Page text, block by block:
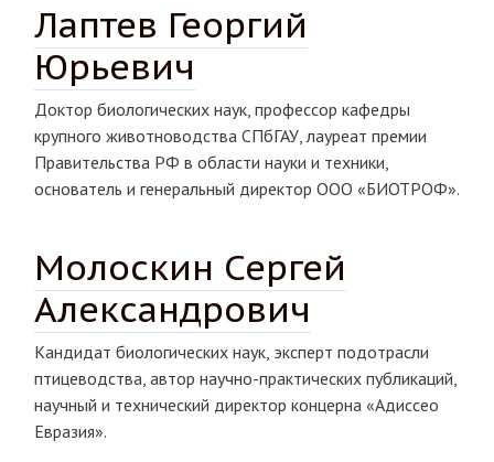
Лаптев Георгий
Юрьевич
Доктор биологических наук, профессор кафедры
крупного животноводства СПбГАУ, лауреат премии
Правительства РФ в области науки и техники,
основатель и генеральный директор ООО «БИОТРОФ».
Молоскин Сергей
Александрович
Кандидат биологических наук, эксперт подотрасли
птицеводства, автор научно-практических публикаций,
научный и технический директор концерна «Адиссео
Евразия».